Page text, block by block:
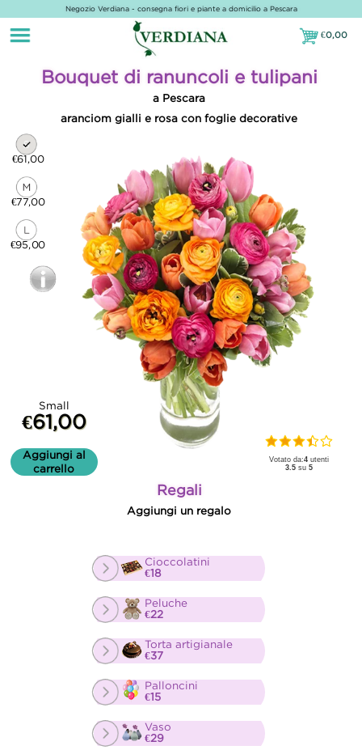
Negozio Verdiana - consegna fiori e piante a domicilio a Pescara
€0,00
€0,00
Bouquet di ranuncoli e tulipani
a Pescara
aranciom gialli e rosa con foglie decorative
€61,00
€77,00
€95,00
Small
€61,00
Aggiungi al
carrello
Votato da:4 utenti
3.5 su5
Regali
Aggiungi un regalo
Cioccolatini
€18
Peluche
€22
Torta artigianale
€37
Palloncini
€15
Vaso
€29